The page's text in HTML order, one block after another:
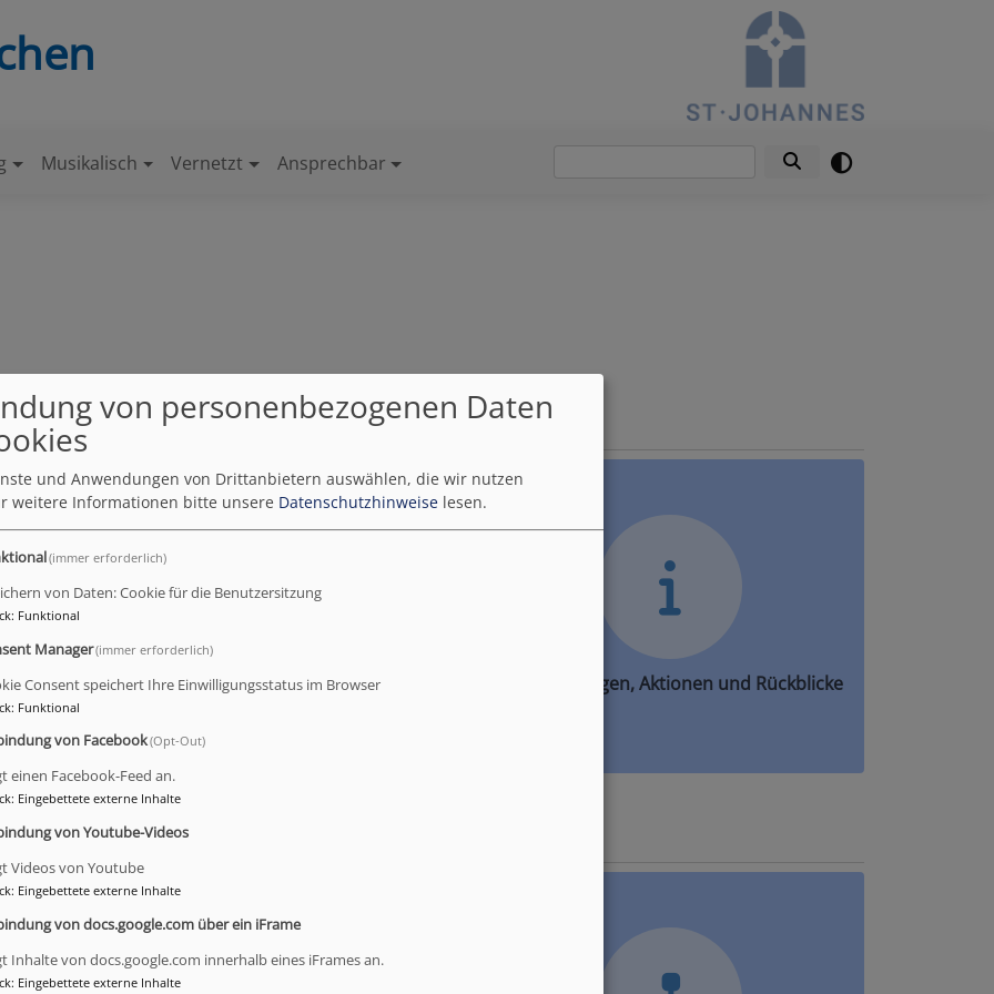
Musikalisch Vernetzt Ansprechbar
Veranstaltungen
Alle Termine in St. Johannes
Neuigkeiten
Ankündigungen, Aktionen und Rückblicke
Newsletter
von personenbezogenen Daten
und Anwendungen von Drittanbietern auswählen, die wir nutzen
weitere Informationen bitte unsere Datenschutzhinweise lesen.
(immer erforderlich)
von Daten: Cookie für die Benutzersitzung
: Funktional
Manager(immer erforderlich)
Consent speichert Ihre Einwilligungsstatus im Browser
: Funktional
von Facebook(Opt-Out)
einen Facebook-Feed an.
: Eingebettete externe Inhalte
von Youtube-Videos
Videos von Youtube
: Eingebettete externe Inhalte
von docs.google.com über ein iFrame
Inhalte von docs.google.com innerhalb eines iFrames an.
: Eingebettete externe Inhalte